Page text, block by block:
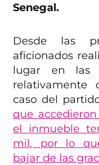
Senegal.
Desde las
aficionados
lugar en las
relativamente
caso del
que
el inmueble
mil, por lo
bajar de las